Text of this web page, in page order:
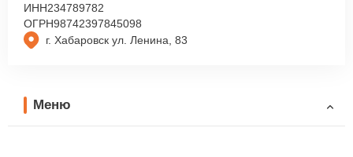
г. Хабаровск ул. Ленина, 83
ИНН234789782
ОГРН98742397845098
Меню